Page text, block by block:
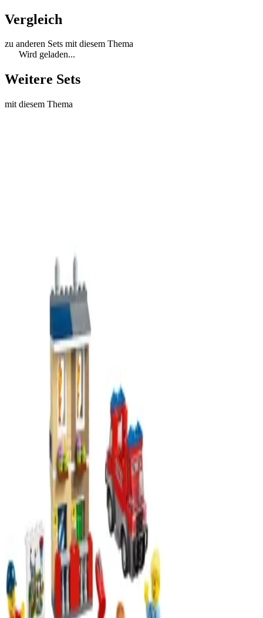
Vergleich
zu anderen Sets mit diesem Thema
Wird geladen...
Weitere Sets
mit diesem Thema